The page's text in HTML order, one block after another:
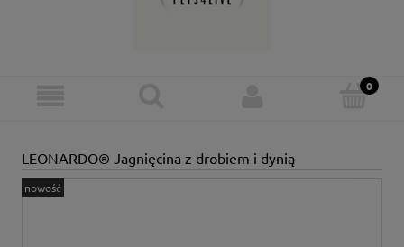
LEONARDO® Jagnięcina z drobiem i dynią
nowość